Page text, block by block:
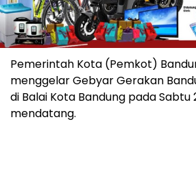
Pemerintah Kota (Pemkot)
menggelar Gebyar Gerakan
di Balai Kota Bandung pada Sabtu
mendatang.